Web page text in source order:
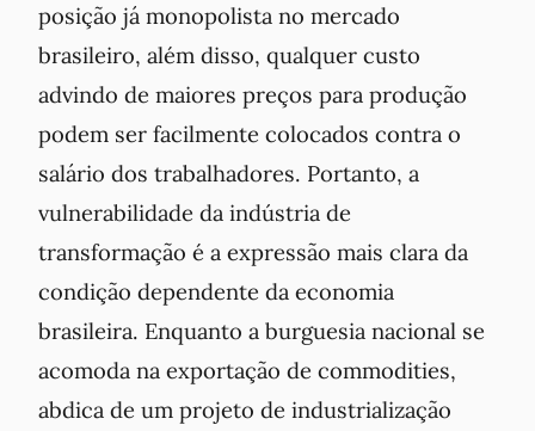
posição já monopolista no mercado
brasileiro, além disso, qualquer custo
advindo de maiores preços para produção
podem ser facilmente colocados contra o
salário dos trabalhadores. Portanto, a
vulnerabilidade da indústria de
transformação é a expressão mais clara da
condição dependente da economia
brasileira. Enquanto a burguesia nacional se
acomoda na exportação de commodities,
abdica de um projeto de industrialização